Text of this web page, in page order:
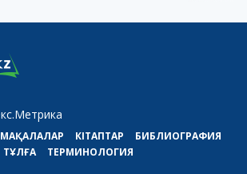
МАҚАЛАЛАР КІТАПТАР
БИБЛИОГРАФИЯ
ТҰЛҒА
ТЕРМИНОЛОГИЯ